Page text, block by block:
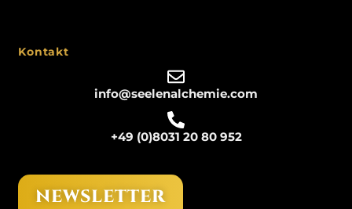
Kontakt
info@seelenalchemie.com
+49 (0)8031 20 80 952
NEWSLETTER